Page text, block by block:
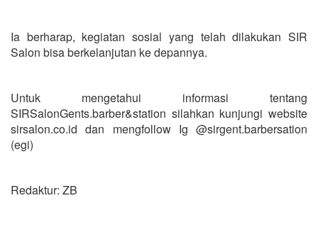
Ia berharap, kegiatan sosial yang telah dilakukan SIR
Salon bisa berkelanjutan ke depannya.
Untuk mengetahui informasi tentang
SIRSalonGents.barber&station silahkan kunjungi website
sirsalon.co.id dan mengfollow Ig @sirgent.barbersation
(egi)
Redaktur: ZB